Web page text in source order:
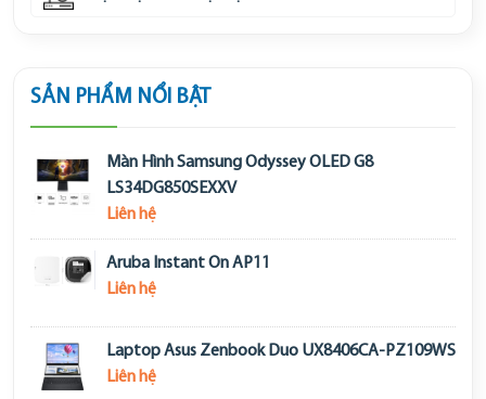
SẢN PHẨM NỔI BẬT
Màn Hình Samsung Odyssey OLED G8
LS34DG850SEXXV
Liên hệ
Aruba Instant On AP11
Liên hệ
Laptop Asus Zenbook Duo UX8406CA-PZ109WS
Liên hệ